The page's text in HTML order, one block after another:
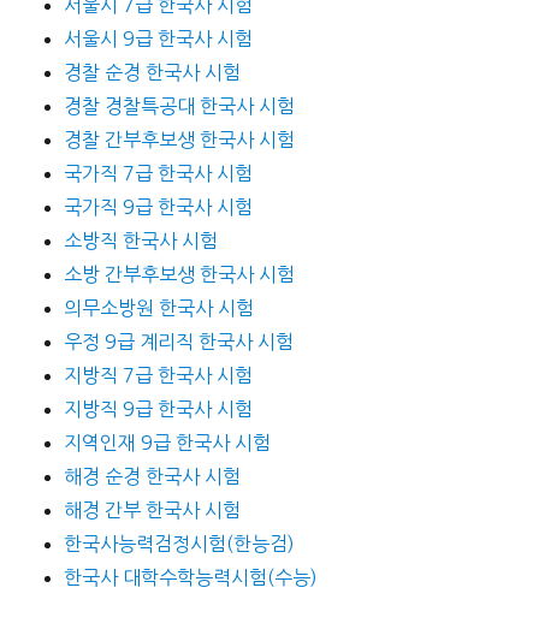
서울시 7급 한국사 시험
서울시 9급 한국사 시험
경찰 순경 한국사 시험
경찰 경찰특공대 한국사 시험
경찰 간부후보생 한국사 시험
국가직 7급 한국사 시험
국가직 9급 한국사 시험
소방직 한국사 시험
소방 간부후보생 한국사 시험
의무소방원 한국사 시험
우정 9급 계리직 한국사 시험
지방직 7급 한국사 시험
지방직 9급 한국사 시험
지역인재 9급 한국사 시험
해경 순경 한국사 시험
해경 간부 한국사 시험
한국사능력검정시험(한능검)
한국사 대학수학능력시험(수능)